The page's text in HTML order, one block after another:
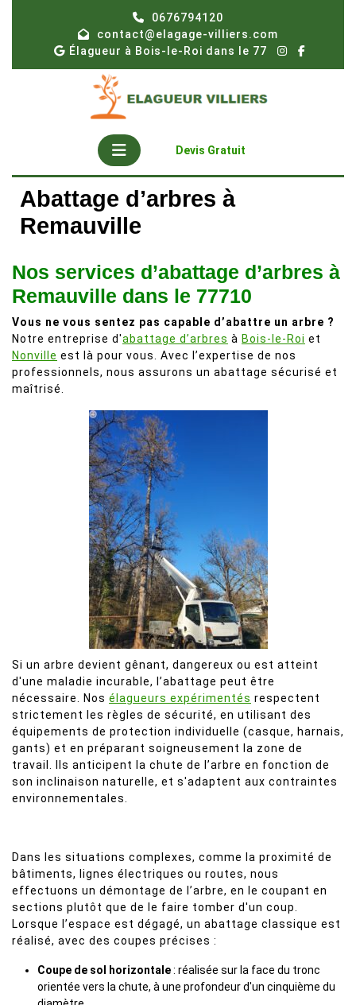
0676794120
contact@elagage-villiers.com
Élagueur à Bois-le-Roi dans le 77
Open
Button
Devis Gratuit
Abattage d’arbres à
Remauville
Nos services d’abattage d’arbres à
Remauville dans le 77710
Vous ne vous sentez pas capable d’abattre un arbre ?
Notre entreprise d'abattage d’arbres à Bois-le-Roi et
Nonville est là pour vous. Avec l’expertise de nos
professionnels, nous assurons un abattage sécurisé et
maîtrisé.
Si un arbre devient gênant, dangereux ou est atteint
d'une maladie incurable, l’abattage peut être
nécessaire. Nos élagueurs expérimentés respectent
strictement les règles de sécurité, en utilisant des
équipements de protection individuelle (casque, harnais,
gants) et en préparant soigneusement la zone de
travail. Ils anticipent la chute de l’arbre en fonction de
son inclinaison naturelle, et s'adaptent aux contraintes
environnementales.
Dans les situations complexes, comme la proximité de
bâtiments, lignes électriques ou routes, nous
effectuons un démontage de l’arbre, en le coupant en
sections plutôt que de le faire tomber d'un coup.
Lorsque l’espace est dégagé, un abattage classique est
réalisé, avec des coupes précises :
Coupe de sol horizontale: réalisée sur la face du tronc
orientée vers la chute, à une profondeur d'un cinquième du